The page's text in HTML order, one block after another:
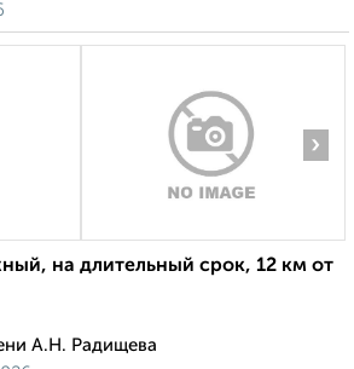
›
на длительный срок, 12 км от
А.Н. Радищева